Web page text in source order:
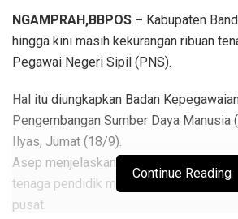
NGAMPRAH,BBPOS – Kabupaten
hingga kini masih kekurangan ribuan
Pegawai Negeri Sipil (PNS).
Hal itu diungkapkan Badan
Pengembangan Sumber Daya Manusia
Ilyas, Jumat (18/9).
Asep menjelaskan, setiap tahun kuota
tenaga pendidik memang selalu minim
pusat.
Continue Reading